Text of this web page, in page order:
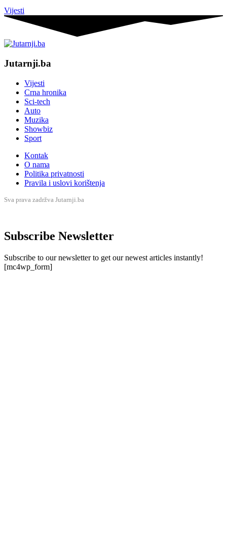
Vijesti
Jutarnji.ba
Vijesti
Crna hronika
Sci-tech
Auto
Muzika
Showbiz
Sport
Kontak
O nama
Politika privatnosti
Pravila i uslovi korištenja
Sva prava zadržva Jutarnji.ba
Subscribe Newsletter
Subscribe to our newsletter to get our newest articles instantly!
[mc4wp_form]